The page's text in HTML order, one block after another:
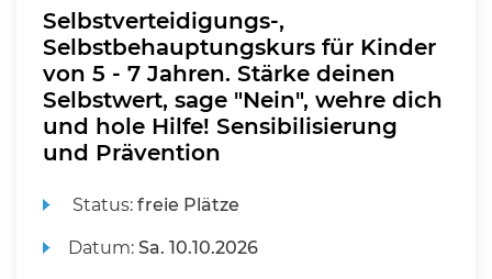
Selbstverteidigungs-,
Selbstbehauptungskurs für Kinder
von 5 - 7 Jahren. Stärke deinen
Selbstwert, sage "Nein", wehre dich
und hole Hilfe! Sensibilisierung
und Prävention
Status:freie Plätze
Datum:Sa. 10.10.2026